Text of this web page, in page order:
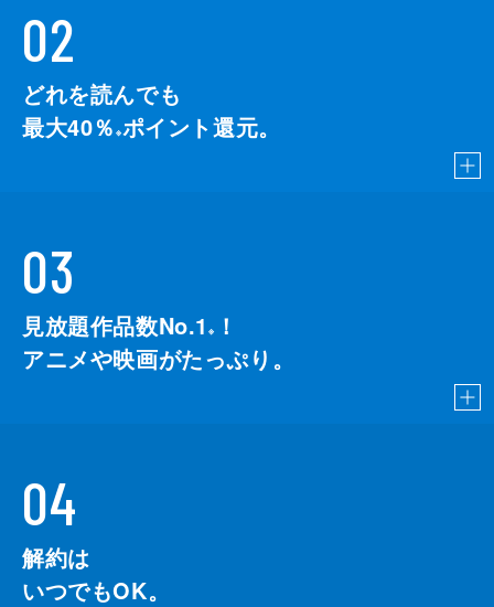
02
どれを読んでも
最大40％ ※ポイント還元。
03
見放題作品数No.1 ※
！
アニメや映画がたっぷり。
04
解約は
いつでもOK。